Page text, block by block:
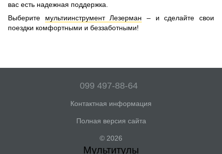
вас есть надежная поддержка.
Выберите мультиинструмент Лезерман – и сделайте свои
поездки комфортными и беззаботными!
099 497-88-64
Контактная информация
Полная версия сайта
© 2026
Мультитулы